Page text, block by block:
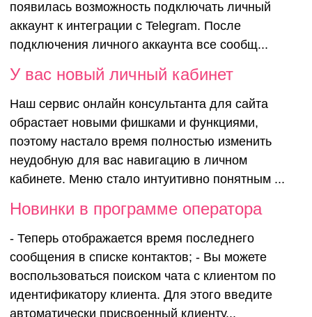
появилась возможность подключать личный
аккаунт к интеграции с Telegram. После
подключения личного аккаунта все сообщ...
У вас новый личный кабинет
Наш сервис онлайн консультанта для сайта
обрастает новыми фишками и функциями,
поэтому настало время полностью изменить
неудобную для вас навигацию в личном
кабинете. Меню стало интуитивно понятным ...
Новинки в программе оператора
- Теперь отображается время последнего
сообщения в списке контактов; - Вы можете
воспользоваться поиском чата с клиентом по
идентификатору клиента. Для этого введите
автоматически присвоенный клиенту...